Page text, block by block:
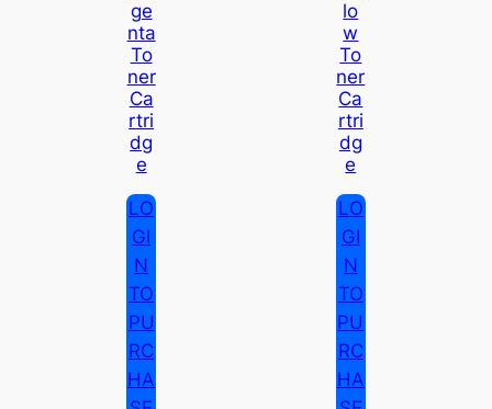
Ge
Nta
To
Ner
Ca
Rtri
Dg
E
LO
GI
N
TO
PU
RC
HA
Lo
W
To
Ner
Ca
Rtri
Dg
E
LO
GI
N
TO
PU
RC
HA